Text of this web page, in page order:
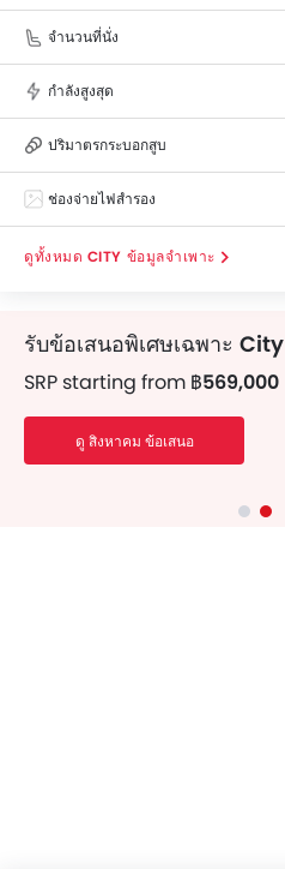
จำนวนที่นั่ง
กำลังสูงสุด
ปริมาตรกระบอกสูบ
ช่องจ่ายไฟสำรอง
CITY ข้อมูลจำเพาะ
รับข้อเสนอพิเศษเฉพาะ City
SRP starting from ฿569,000
ดู สิงหาคม ข้อเสนอ